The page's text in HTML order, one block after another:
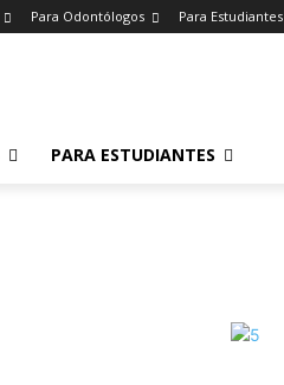
Para Odontólogos Para Estudiantes
PARA ESTUDIANTES